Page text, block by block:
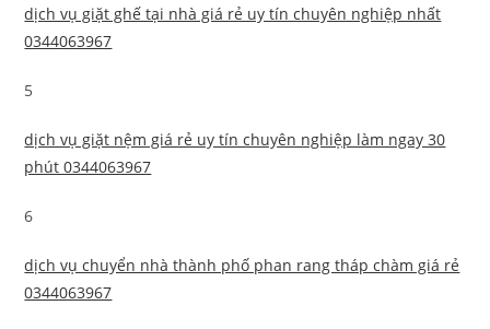
dịch vụ giặt ghế tại nhà giá rẻ uy tín chuyên nghiệp nhất
0344063967
5
dịch vụ giặt nệm giá rẻ uy tín chuyên nghiệp làm ngay 30
phút 0344063967
6
dịch vụ chuyển nhà thành phố phan rang tháp chàm giá rẻ
0344063967